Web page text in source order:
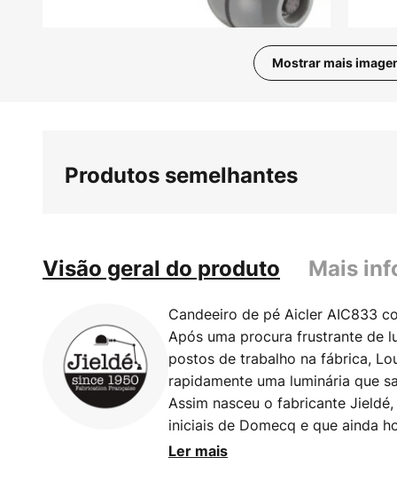
Mostrar mais
Produtos semelhantes
Visão geral do produto Mais
Candeeiro de pé Aicler AIC833
Após uma procura frustrante de
postos de trabalho na fábrica,
rapidamente uma luminária que
Assim nasceu o fabricante
iniciais de Domecq e que ainda
com um design industrial
Ler mais